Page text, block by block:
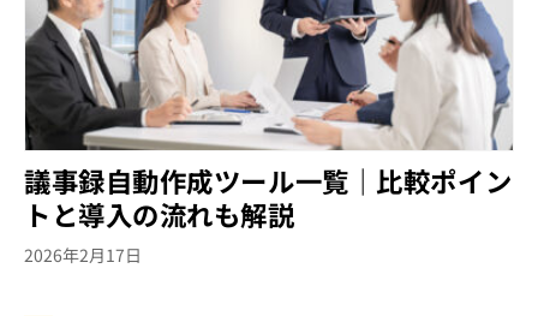
議事録自動作成ツール一覧｜比較ポイン
トと導入の流れも解説
2026年2月17日